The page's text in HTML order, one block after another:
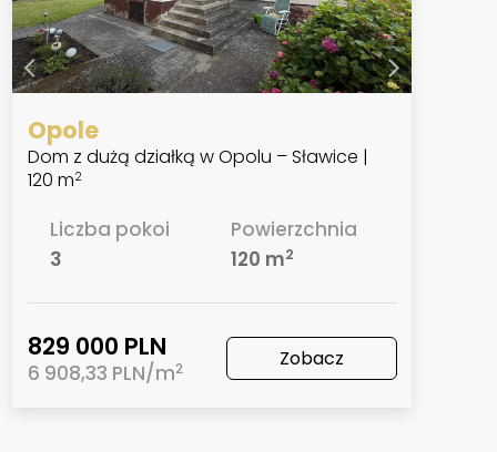
Opole
Dom z dużą działką w Opolu – Sławice |
120 m2
Liczba pokoi
3
Powierzchnia
120 m2
829 000 PLN
6 908,33 PLN/m2 Zobacz